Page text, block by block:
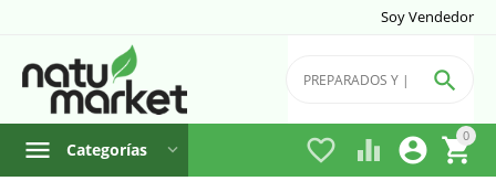
Soy Vendedor
0


 

Categorías